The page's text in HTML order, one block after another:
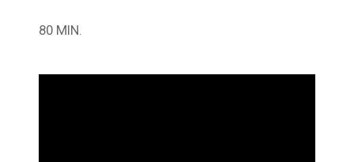
80 MIN.